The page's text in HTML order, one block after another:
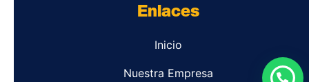
Enlaces
Inicio
Nuestra Empresa